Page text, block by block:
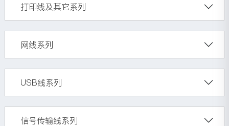
打印线及其它系列
网线系列
USB线系列
信号传输线系列